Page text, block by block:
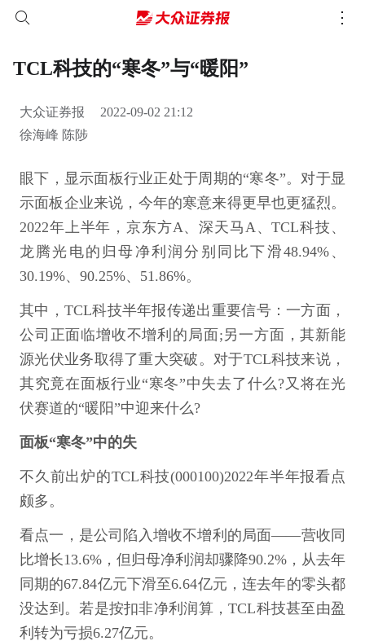
TCL科技的“寒冬”与“暖阳”
大众证券报
2022-09-02 21:12
徐海峰 陈陟
眼下，显示面板行业正处于周期的“寒冬”。对于显
示面板企业来说，今年的寒意来得更早也更猛烈。
2022年上半年，京东方A、深天马A、TCL科技、
龙腾光电的归母净利润分别同比下滑48.94%、
30.19%、90.25%、51.86%。
其中，TCL科技半年报传递出重要信号：一方面，
公司正面临增收不增利的局面;另一方面，其新能
源光伏业务取得了重大突破。对于TCL科技来说，
其究竟在面板行业“寒冬”中失去了什么?又将在光
伏赛道的“暖阳”中迎来什么?
面板“寒冬”中的失
不久前出炉的TCL科技(000100)2022年半年报看点
颇多。
看点一，是公司陷入增收不增利的局面——营收同
比增长13.6%，但归母净利润却骤降90.2%，从去年
同期的67.84亿元下滑至6.64亿元，连去年的零头都
没达到。若是按扣非净利润算，TCL科技甚至由盈
利转为亏损6.27亿元。